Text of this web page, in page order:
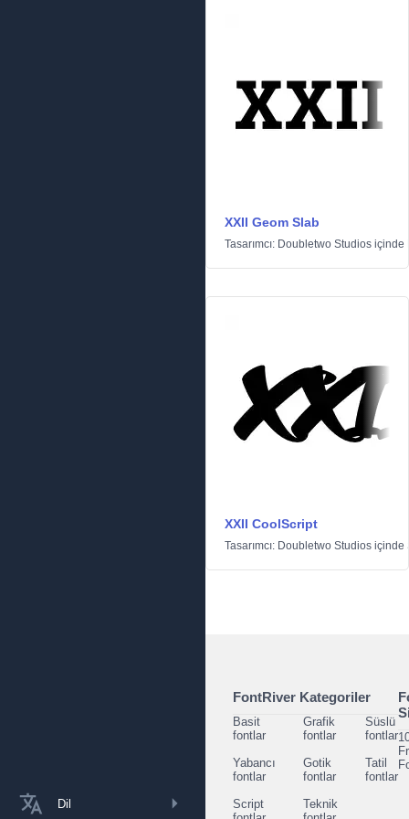
Dil
XXII Geom Slab
Tasarımcı: Doubletwo Studios içinde
XXII CoolScript
Tasarımcı: Doubletwo Studios içinde
FontRiver Kategoriler
Basit
fontlar
Grafik
fontlar
Süslü
fontlar
Yabancı
fontlar
Gotik
fontlar
Tatil
fontlar
Script
Teknik